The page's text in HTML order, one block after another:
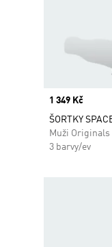
Price
1 349 Kč
ŠORTKY
Muži Originals
3 barvy/ev